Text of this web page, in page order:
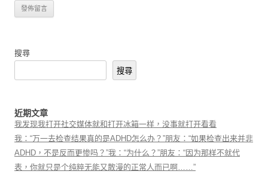
搜尋
搜尋
近期文章
我发现我打开社交媒体就和打开冰箱一样，没事就打开看看
我：“万一去检查结果真的是ADHD怎么办？”朋友：“如果检查出来并非
ADHD，不是反而更惨吗？”我：“为什么？”朋友：“因为那样不就代
表，你就只是个纯粹无能又散漫的正常人而已啊……”